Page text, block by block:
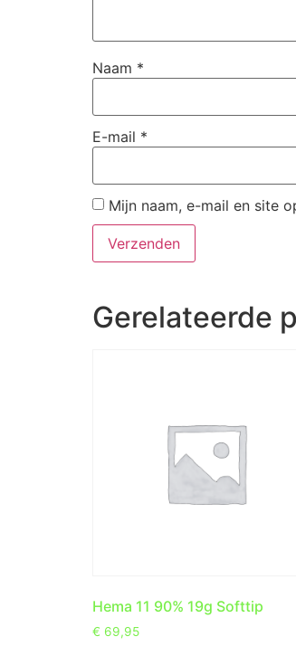
Naam *
E-mail *
Mijn naam, e-mail en site
Gerelateerde
Hema 11 90% 19g Softtip
€ 69,95